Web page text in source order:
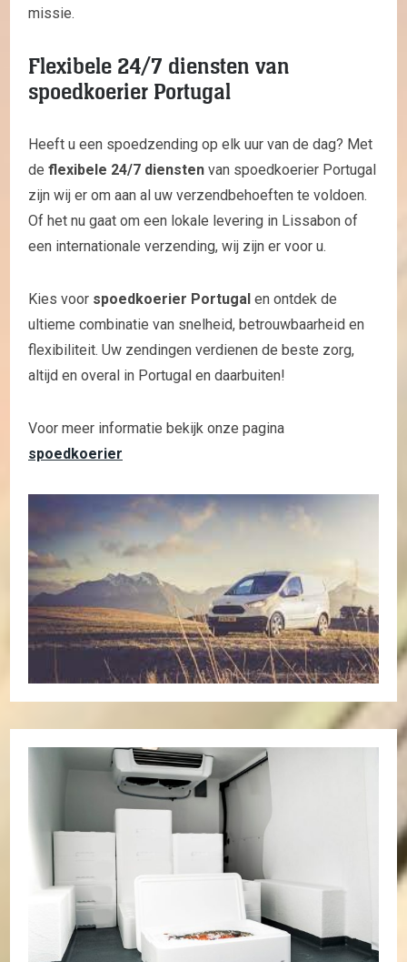
missie.
Flexibele 24/7 diensten van
spoedkoerier Portugal
Heeft u een spoedzending op elk uur van de dag? Met
de flexibele 24/7 diensten van spoedkoerier Portugal
zijn wij er om aan al uw verzendbehoeften te voldoen.
Of het nu gaat om een lokale levering in Lissabon of
een internationale verzending, wij zijn er voor u.
Kies voor spoedkoerier Portugal en ontdek de
ultieme combinatie van snelheid, betrouwbaarheid en
flexibiliteit. Uw zendingen verdienen de beste zorg,
altijd en overal in Portugal en daarbuiten!
Voor meer informatie bekijk onze pagina
spoedkoerier